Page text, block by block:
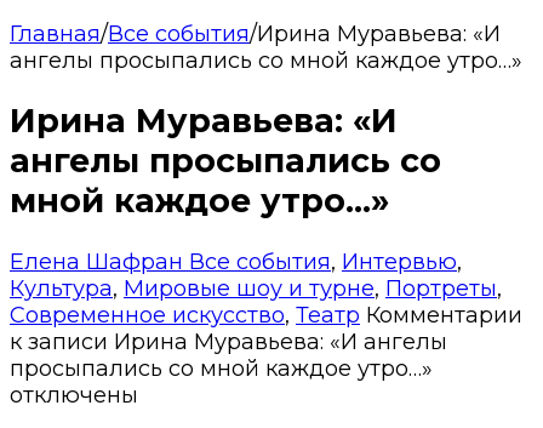
Главная/Все события/Ирина Муравьева: «И
ангелы просыпались со мной каждое утро…»
Ирина Муравьева: «И
ангелы просыпались со
мной каждое утро…»
Елена Шафран Все события, Интервью,
Культура, Мировые шоу и турне, Портреты,
Современное искусство, Театр Комментарии
к записи Ирина Муравьева: «И ангелы
просыпались со мной каждое утро…»
отключены